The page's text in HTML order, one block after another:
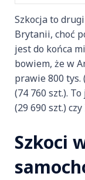
Szkocja to
Brytanii, choć
jest do końca
bowiem, że w
prawie 800 tys.
(74 760 szt.).
(29 690 szt.)
Szkoci